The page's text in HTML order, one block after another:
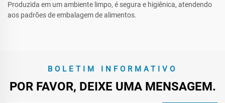
Produzida em um ambiente limpo, é segura e higiênica, atendendo
aos padrões de embalagem de alimentos.
BOLETIM INFORMATIVO
POR FAVOR, DEIXE UMA MENSAGEM.